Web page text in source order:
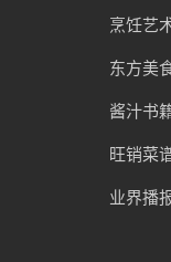
烹饪艺
东方美
酱汁书
旺销菜
业界播